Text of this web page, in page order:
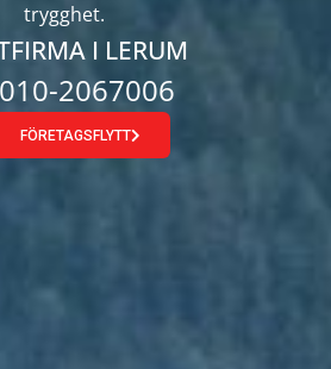
trygghet.
I LERUM
010-2067006
FÖRETAGSFLYTT